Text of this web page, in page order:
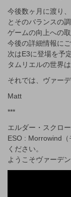
今後数ヶ月に渡り
とそのバランスの
ゲームの向上への
今後の詳細情報に
次はE3に登場を予
タムリエルの世界
それでは、ヴァー
Matt
***
エルダー・スクロ
ESO : Morrowind
ください。
ようこそヴァーデ